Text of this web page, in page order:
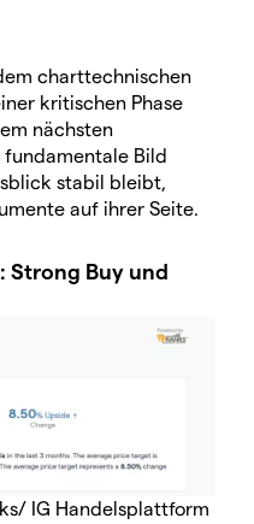
charttechnischen
kritischen Phase
nächsten
fundamentale Bild
stabil bleibt,
auf ihrer Seite.
Strong Buy und
IG Handelsplattform